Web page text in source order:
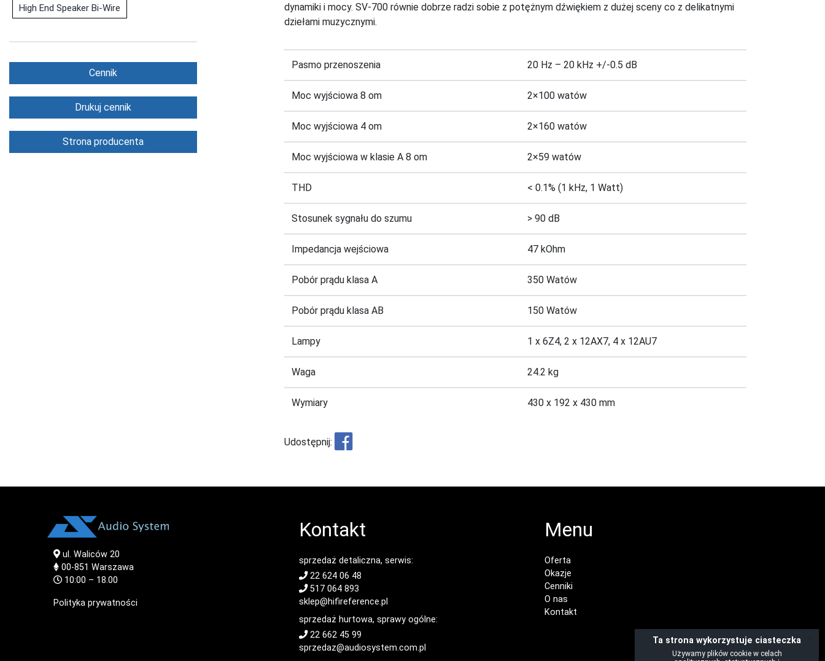
High End Speaker Bi-Wire
Cennik
Drukuj cennik
Strona producenta
dynamiki i mocy. SV-700 równie dobrze radzi sobie z potężnym dźwiękiem z dużej sceny co z delikatnymi
dziełami muzycznymi.
Pasmo przenoszenia 20 Hz – 20 kHz +/-0.5 dB
Moc wyjściowa 8 om 2×100 watów
Moc wyjściowa 4 om 2×160 watów
Moc wyjściowa w klasie A 8 om 2×59 watów
THD < 0.1% (1 kHz, 1 Watt)
Stosunek sygnału do szumu > 90 dB
Impedancja wejściowa 47 kOhm
Pobór prądu klasa A 350 Watów
Pobór prądu klasa AB 150 Watów
Lampy 1 x 6Z4, 2 x 12AX7, 4 x 12AU7
Waga 24.2 kg
Wymiary 430 x 192 x 430 mm
Udostępnij:
ul. Waliców 20
00-851 Warszawa
10:00 – 18.00
Polityka prywatności
Kontakt
sprzedaż detaliczna, serwis:
22 624 06 48
517 064 893
sklep@hifireference.pl
sprzedaż hurtowa, sprawy ogólne:
22 662 45 99
sprzedaz@audiosystem.com.pl
Menu
Oferta
Okazje
Cenniki
O nas
Kontakt
Ta strona wykorzystuje ciasteczka
Używamy plików cookie w celach